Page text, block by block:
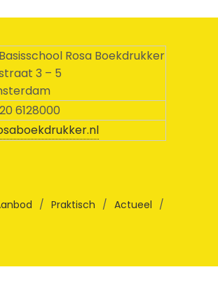
Rosa Boekdrukker
3 – 5
6128000
/ Praktisch / Actueel /